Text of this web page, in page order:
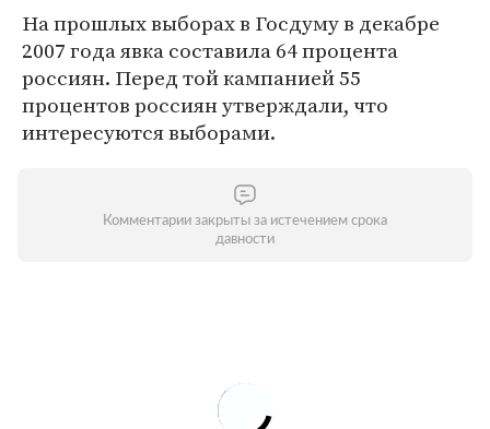
На прошлых выборах в Госдуму в декабре
2007 года явка составила 64 процента
россиян. Перед той кампанией 55
процентов россиян утверждали, что
интересуются выборами.
Комментарии закрыты за истечением срока
давности